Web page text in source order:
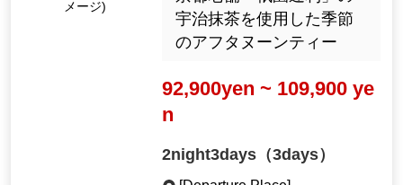
メージ)
宇治抹茶を使用した季節
のアフタヌーンティー
92,900yen ~ 109,900 ye
n
2night3days（3days）